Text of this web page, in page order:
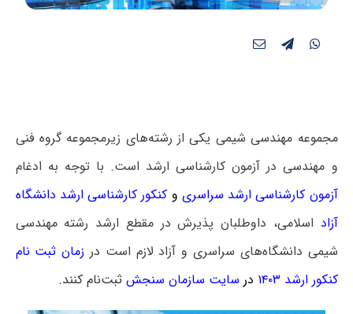
مجموعه مهندسی شیمی یکی از رشته‌های زیرمجموعه گروه فنی
و مهندسی در آزمون کارشناسی ارشد است. با توجه به ادغام
آزمون کارشناسی ارشد سراسری و کنکور کارشناسی ارشد دانشگاه
آزاد اسلامی، داوطلبان پذیرش در مقطع ارشد رشته مهندسی
شیمی دانشگاه‌های سراسری و آزاد لازم است در زمان ثبت نام
کنکور ارشد ۱۴۰۳
در سایت سازمان سنجش ثبت‌نام کنند.